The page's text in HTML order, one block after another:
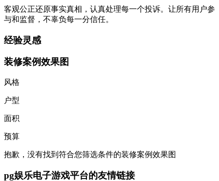
客观公正还原事实真相，认真处理每一个投诉。让所有用户参
与和监督，不辜负每一分信任。
经验灵感
装修案例效果图
风格
户型
面积
预算
抱歉，没有找到符合您筛选条件的装修案例效果图
pg娱乐电子游戏平台的友情链接